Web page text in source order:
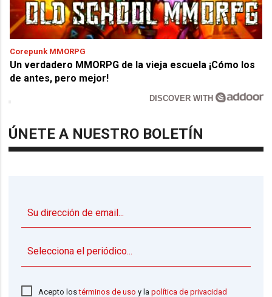
Corepunk MMORPG
Un verdadero MMORPG de la vieja escuela ¡Cómo los
de antes, pero mejor!
DISCOVER WITH
ÚNETE A NUESTRO BOLETÍN
Acepto lostérminos de uso y lapolítica de privacidad